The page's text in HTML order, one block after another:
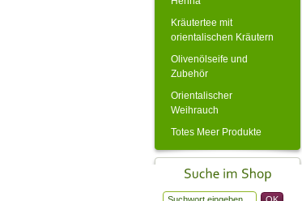
Kräutertee mit
orientalischen Kräutern
Olivenölseife und
Zubehör
Orientalischer
Weihrauch
Totes Meer Produkte